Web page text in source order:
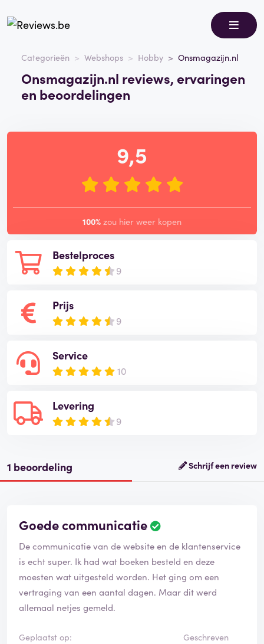
Categorieën Webshops Hobby Onsmagazijn.nl
Onsmagazijn.nl reviews, ervaringen
en beoordelingen
Bestelproces
9
Prijs
9
Service
10
Levering
9
9,5
100% zou hier weer kopen
1 beoordeling Schrijf een review
Goede communicatie
B
o
o
r
d
e
De communicatie van de website en de klantenservice
is echt super. Ik had wat boeken besteld en deze
moesten wat uitgesteld worden. Het ging om een
vertraging van een aantal dagen. Maar dit werd
allemaal netjes gemeld.
Geplaatst op:
Geschreven